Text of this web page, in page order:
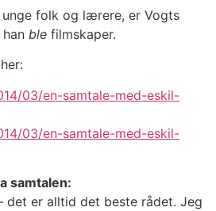
folk og lærere, er Vogts
ble filmskaper.
03/en-samtale-med-eskil-
03/en-samtale-med-eskil-
samtalen:
det er alltid det beste rådet. Jeg